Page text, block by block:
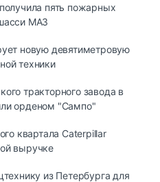
пять пожарных
МАЗ
новую девятиметровую
техники
тракторного завода в
орденом "Сампо"
квартала Caterpillar
выручке
из Петербурга для